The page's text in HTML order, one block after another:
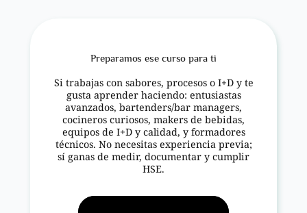
Preparamos ese curso para ti
Si trabajas con sabores, procesos o I+D y te
gusta aprender haciendo: entusiastas
avanzados, bartenders/bar managers,
cocineros curiosos, makers de bebidas,
equipos de I+D y calidad, y formadores
técnicos. No necesitas experiencia previa;
sí ganas de medir, documentar y cumplir
HSE.